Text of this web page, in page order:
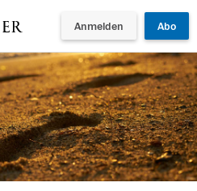
Anmelden Abo